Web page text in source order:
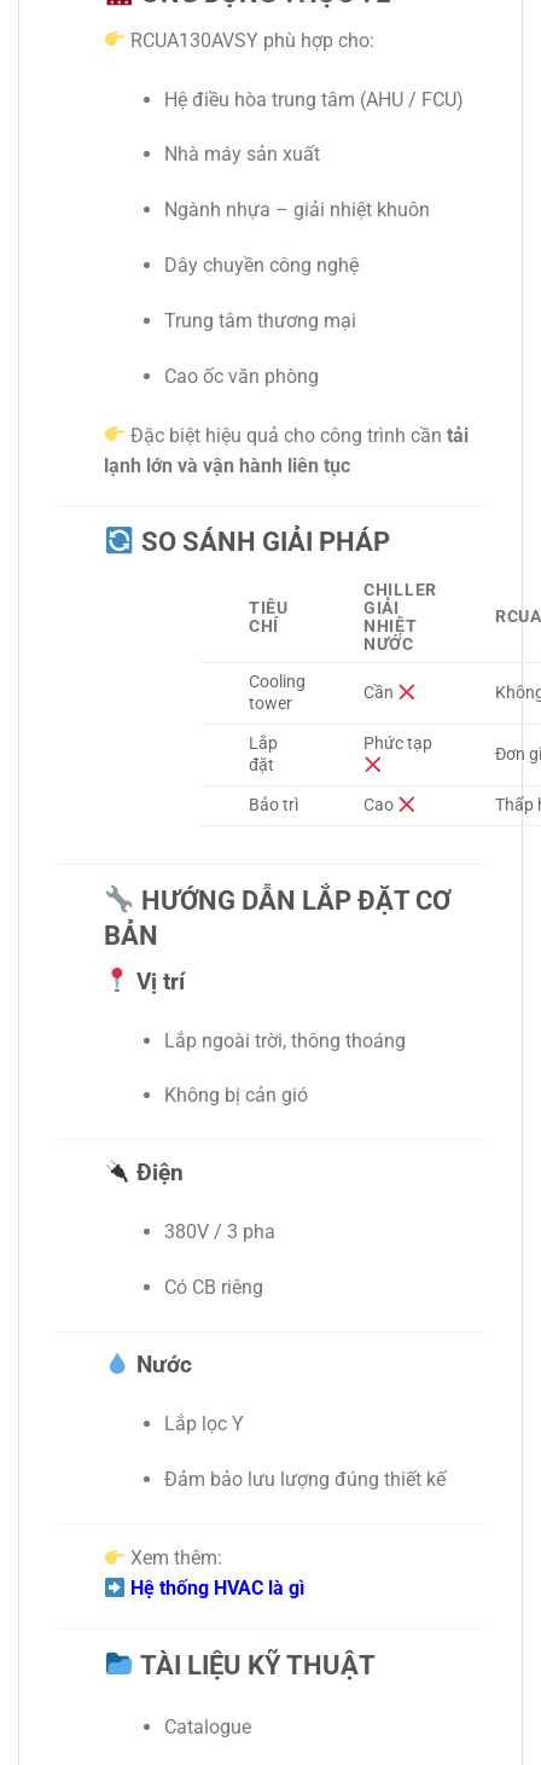
RCUA130AVSY phù hợp cho:
Hệ điều hòa trung tâm (AHU / FCU)
Nhà máy sản xuất
Ngành nhựa – giải nhiệt khuôn
Dây chuyền công nghệ
Trung tâm thương mại
Cao ốc văn phòng
Đặc biệt hiệu quả cho công trình cầntải
lạnh lớn và vận hành liên tục
SO SÁNH GIẢI PHÁP
TIÊU
CHÍ
CHILLER
GIẢI
NHIỆT
NƯỚC
Cooling
tower
Cần
Lắp
đặt
Phức tạp
Đơn
Bảo trì Cao Thấp
HƯỚNG DẪN LẮP ĐẶT CƠ
BẢN
Vị trí
Lắp ngoài trời, thông thoáng
Không bị cản gió
Điện
380V / 3 pha
Có CB riêng
Nước
Lắp lọc Y
Đảm bảo lưu lượng đúng thiết kế
Xem thêm:
Hệ thống HVAC là gì
TÀI LIỆU KỸ THUẬT
Catalogue